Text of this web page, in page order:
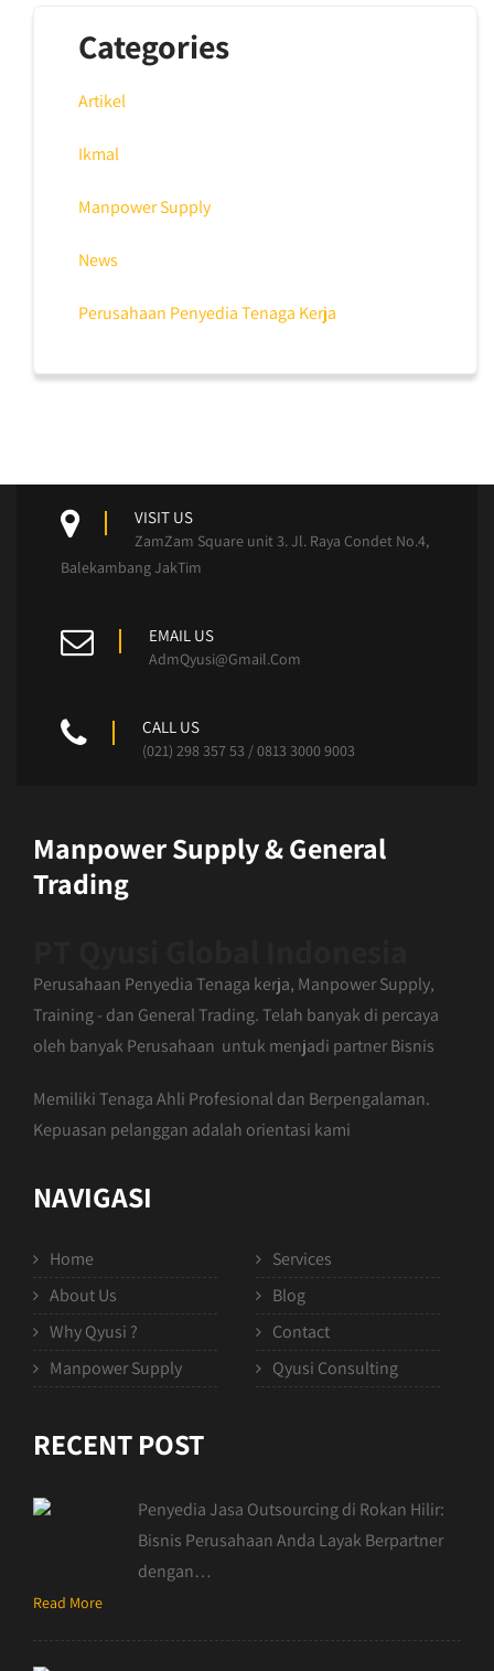
Categories
Artikel
Ikmal
Manpower Supply
News
Perusahaan Penyedia Tenaga Kerja
VISIT US
ZamZam Square unit 3. Jl. Raya Condet No.4,
Balekambang JakTim
EMAIL US
AdmQyusi@Gmail.Com
CALL US
(021) 298 357 53 / 0813 3000 9003
Manpower Supply & General
Trading
Perusahaan Penyedia Tenaga kerja, Manpower Supply,
Training - dan General Trading. Telah banyak di percaya
oleh banyak Perusahaan untuk menjadi partner Bisnis
Memiliki Tenaga Ahli Profesional dan Berpengalaman.
Kepuasan pelanggan adalah orientasi kami
NAVIGASI
Home
About Us
Why Qyusi ?
Manpower Supply
Services
Blog
Contact
Qyusi Consulting
RECENT POST
Penyedia Jasa Outsourcing di Rokan Hilir:
Bisnis Perusahaan Anda Layak Berpartner
dengan…
Read More